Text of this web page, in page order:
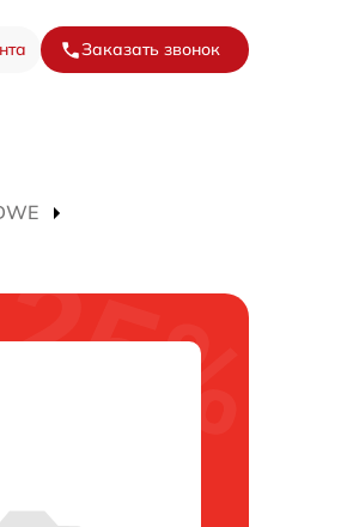
Заказать звонок